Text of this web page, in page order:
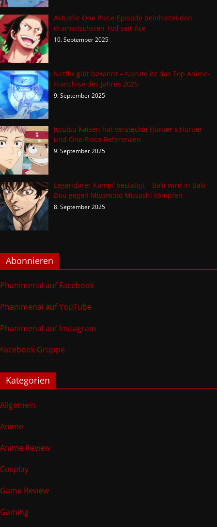
Aktuelle One Piece-Episode beinhaltet den
dramatischsten Tod seit Ace
10. September 2025
Netflix gibt bekannt – Naruto ist das Top Anime-
Franchise des Jahres 2025
9. September 2025
Jujutsu Kaisen hat versteckte Hunter x Hunter
und One Piece-Referenzen
9. September 2025
Legendärer Kampf bestätigt – Baki wird in Baki-
Dou gegen Miyamoto Musashi kämpfen
8. September 2025
Abonnieren
Phanimenal auf Facebook
Phanimenal auf YouTube
Phanimenal auf Instagram
Facebook Gruppe
Kategorien
Allgemein
Anime
Anime Review
Cosplay
Game Review
Gaming